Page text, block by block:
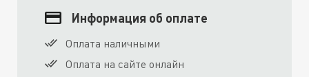
Информация об оплате
Оплата наличными
Оплата на сайте онлайн